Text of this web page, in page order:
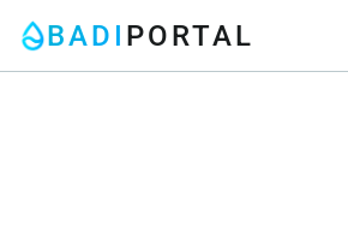
BADI PORTAL